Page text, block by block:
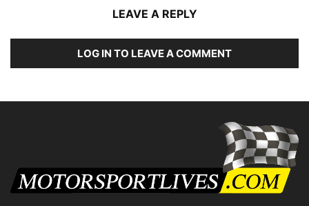
LEAVE A REPLY
LOG IN TO LEAVE A COMMENT